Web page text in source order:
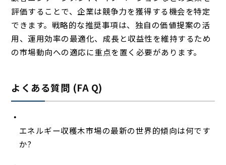
評価することで、企業は競争力を獲得する機会を特定
できます。戦略的な推奨事項は、独自の価値提案の活
用、運用効率の最適化、成長と収益性を維持するため
の市場動向への適応に重点を置く必要があります。
よくある質問 (FA Q)
エネルギー収穫木市場の最新の世界的傾向は何です
か?